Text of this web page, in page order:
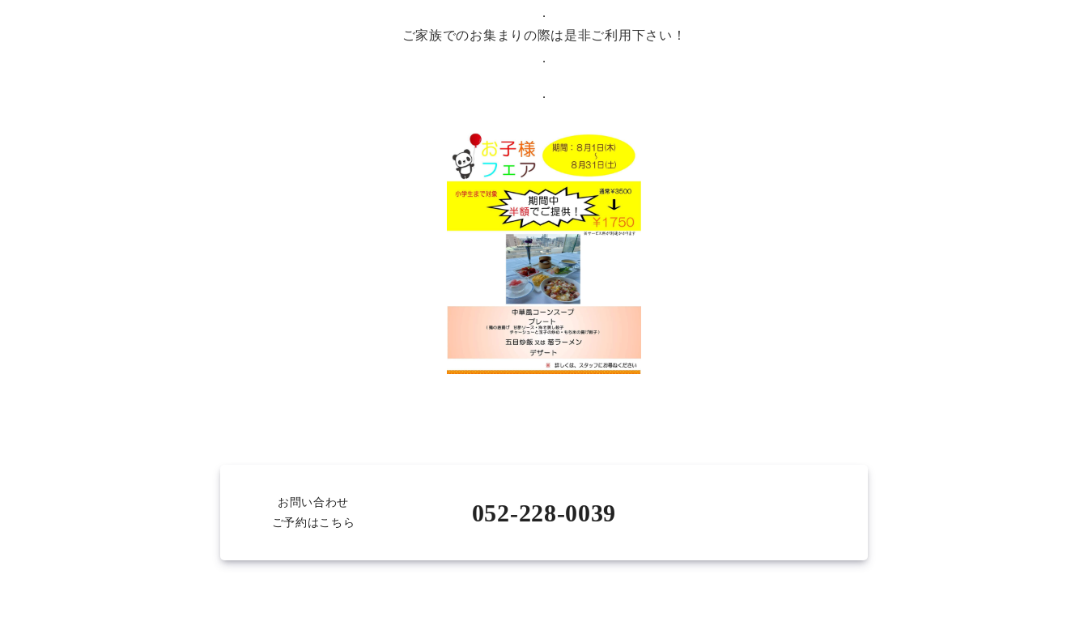
．
ご家族でのお集まりの際は是非ご利用下さい！
．
．
お問い合わせ
ご予約はこちら
052-228-0039